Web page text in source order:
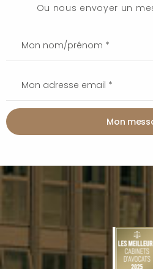
Ou nous envoyer un
Mon